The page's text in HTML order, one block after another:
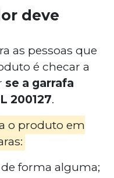
deve
as pessoas que
é checar a
se a garrafa
200127.
o produto em
forma alguma;